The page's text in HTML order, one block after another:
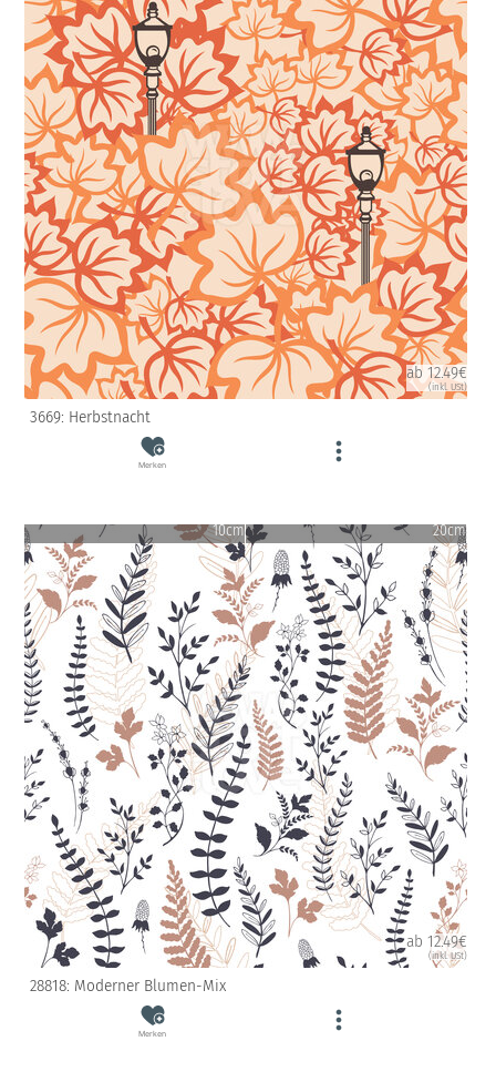
ab 12.49€
(inkl. USt)
3669: Herbstnacht
Merken
10cm 20cm
ab 12.49€
(inkl. USt)
28818: Moderner Blumen-Mix
Merken